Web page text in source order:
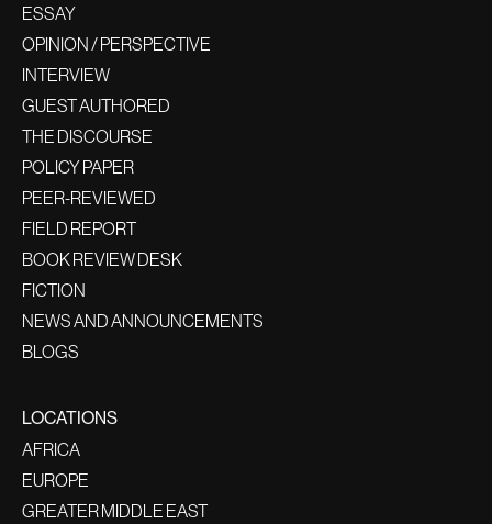
ESSAY
OPINION / PERSPECTIVE
INTERVIEW
GUEST AUTHORED
THE DISCOURSE
POLICY PAPER
PEER-REVIEWED
FIELD REPORT
BOOK REVIEW DESK
FICTION
NEWS AND ANNOUNCEMENTS
BLOGS
LOCATIONS
AFRICA
EUROPE
GREATER MIDDLE EAST